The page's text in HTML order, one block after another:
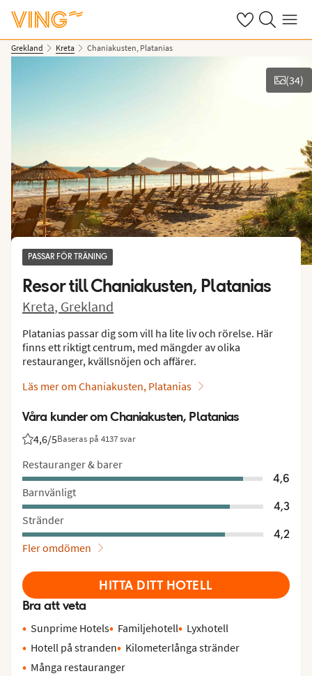
Se dinaSök på ving.se
Meny
Grekland Kreta Chaniakusten, Platanias
Se bilder
(34)
PASSAR FÖR TRÄNING
Resor tillChaniakusten, Platanias
Kreta, Grekland
Platanias passar dig som vill ha lite liv och rörelse. Här
finns ett riktigt centrum, med mängder av olika
restauranger, kvällsnöjen och affärer.
Läs mer om Chaniakusten, Platanias
Våra kunder om Chaniakusten, Platanias
4,6/5Baseras på 4137 svar
Betyg från Vings gäster: 4.6/5
Restauranger & barer
4,6
Barnvänligt
4,3
Stränder
4,2
Fler omdömen
HITTA DITT HOTELL
Bra att veta
Sunprime Hotels Familjehotell
Lyxhotell
Hotell på stranden
Kilometerlånga stränder
Många restauranger